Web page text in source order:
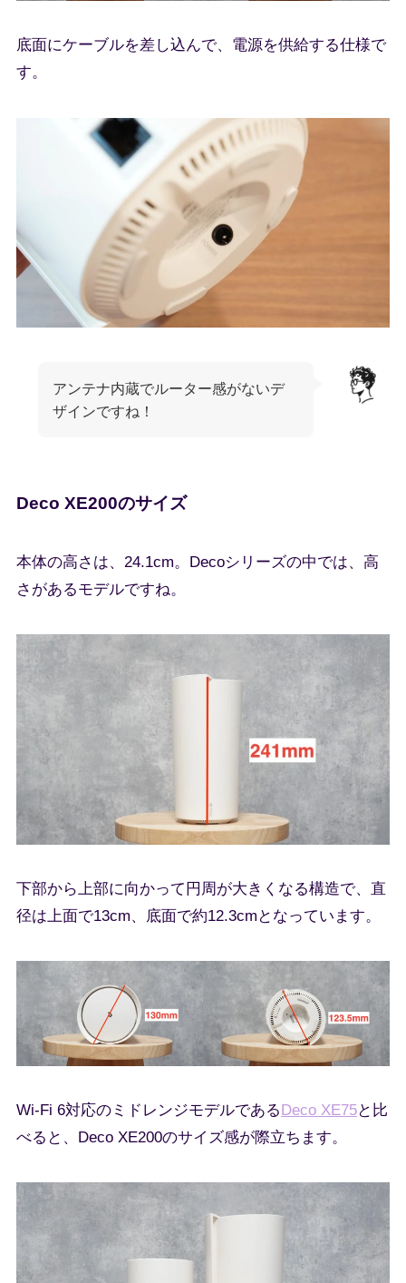
底面にケーブルを差し込んで、電源を供給する仕様で
す。
アンテナ内蔵でルーター感がないデ
ザインですね！
Deco XE200のサイズ
本体の高さは、24.1cm。Decoシリーズの中では、高
さがあるモデルですね。
下部から上部に向かって円周が大きくなる構造で、直
径は上面で13cm、底面で約12.3cmとなっています。
Wi-Fi 6対応のミドレンジモデルである Deco XE75と比
べると、Deco XE200のサイズ感が際立ちます。